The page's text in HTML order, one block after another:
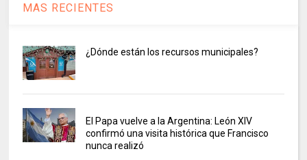
MAS RECIENTES
¿Dónde están los recursos municipales?
El Papa vuelve a la Argentina: León XIV
confirmó una visita histórica que Francisco
nunca realizó